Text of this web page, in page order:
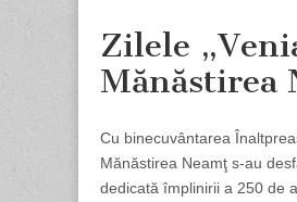
Zilele
Mănăstirea
Cu binecuvântarea
Mănăstirea Neamţ s-au
dedicată împlinirii a 250 de